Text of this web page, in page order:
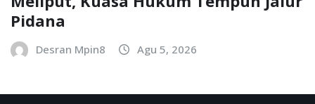
Pidana
Desran Mpin8 Agu 5, 2026